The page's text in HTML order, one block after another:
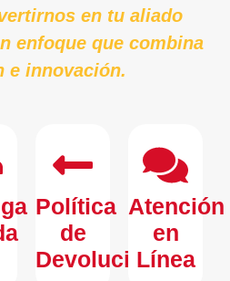
en tu aliado
enfoque que combina
e innovación.
Política
de
Devolución
Atención
en
Línea